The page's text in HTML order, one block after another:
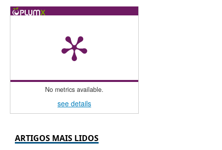
No metrics available.
see details
ARTIGOS MAIS LIDOS